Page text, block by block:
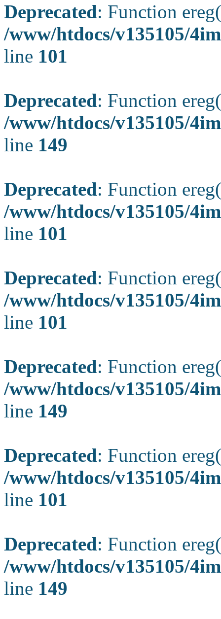
Deprecated: Function
/www/htdocs/v135105/
line 101
Deprecated: Function
/www/htdocs/v135105/
line 149
Deprecated: Function
/www/htdocs/v135105/
line 101
Deprecated: Function
/www/htdocs/v135105/
line 101
Deprecated: Function
/www/htdocs/v135105/
line 149
Deprecated: Function
/www/htdocs/v135105/
line 101
Deprecated: Function
/www/htdocs/v135105/
line 149